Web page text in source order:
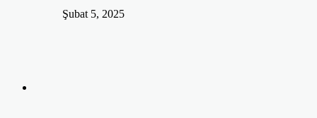
Şubat 5, 2025